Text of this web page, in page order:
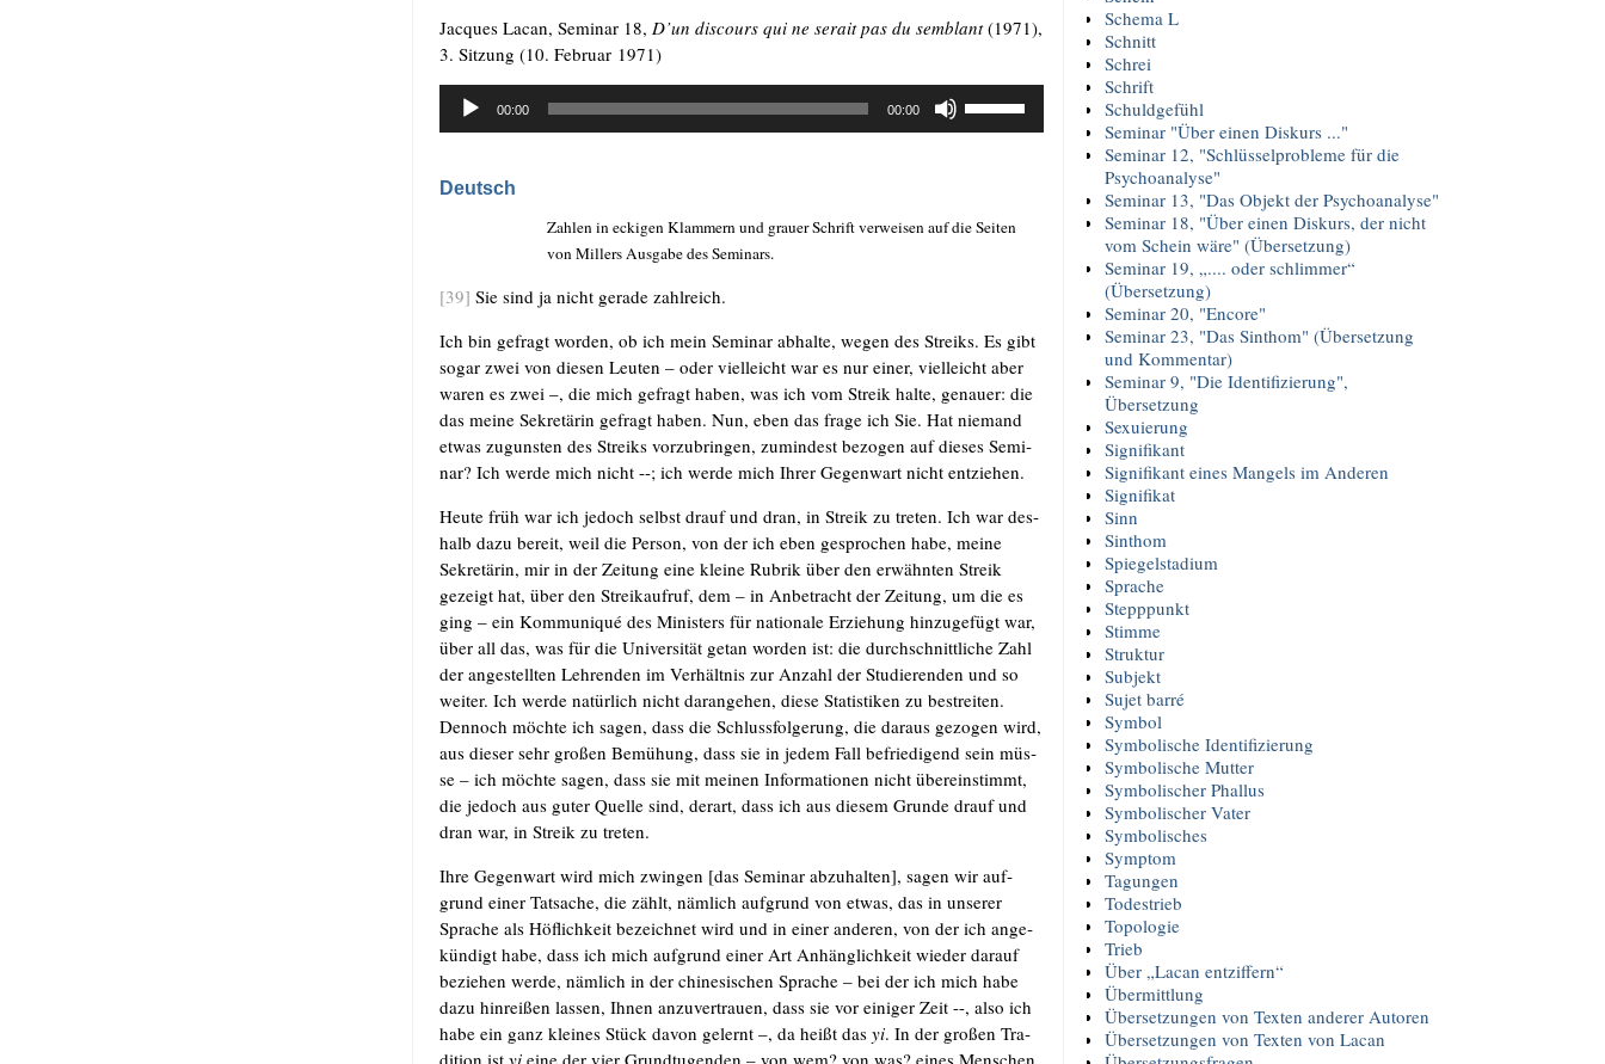
Jac­ques Lacan, Semi­nar 18, D’un dis­cours qui ne serait pas du sem­blant(1971),
3. Sit­zung (10. Febru­ar 1971)
Audio-
Player
00:00 00:00
Lautstärke
Deutsch
Zah­len in ecki­gen Klam­mern und grau­er Schrift ver­wei­sen auf die Sei­ten
von Mil­lers Aus­ga­be des Seminars.
[39] Sie sind ja nicht gera­de zahlreich.
Ich bin gefragt wor­den, ob ich mein Semi­nar abhal­te, wegen des Streiks. Es gibt
sogar zwei von die­sen Leu­ten – oder viel­leicht war es nur einer, viel­leicht aber
waren es zwei –, die mich gefragt haben, was ich vom Streik hal­te, genau­er: die
das mei­ne Sekre­tä­rin gefragt haben. Nun, eben das fra­ge ich Sie. Hat nie­mand
etwas zuguns­ten des Streiks vor­zu­brin­gen, zumin­dest bezo­gen auf die­ses Semi­
nar? Ich wer­de mich nicht --; ich wer­de mich Ihrer Gegen­wart nicht entziehen.
Heu­te früh war ich jedoch selbst drauf und dran, in Streik zu tre­ten. Ich war des­
halb dazu bereit, weil die Per­son, von der ich eben gespro­chen habe, mei­ne
Sekre­tä­rin, mir in der Zei­tung eine klei­ne Rubrik über den erwähn­ten Streik
gezeigt hat, über den Streik­auf­ruf, dem – in Anbe­tracht der Zei­tung, um die es
ging – ein Kom­mu­ni­qué des Minis­ters für natio­na­le Erzie­hung hin­zu­ge­fügt war,
über all das, was für die Uni­ver­si­tät getan wor­den ist: die durch­schnitt­li­che Zahl
der ange­stell­ten Leh­ren­den im Ver­hält­nis zur Anzahl der Stu­die­ren­den und so
wei­ter. Ich wer­de natür­lich nicht dar­an­ge­hen, die­se Sta­tis­ti­ken zu bestrei­ten.
Den­noch möch­te ich sagen, dass die Schluss­fol­ge­rung, die dar­aus gezo­gen wird,
aus die­ser sehr gro­ßen Bemü­hung, dass sie in jedem Fall befrie­di­gend sein müs­
se – ich möch­te sagen, dass sie mit mei­nen Infor­ma­tio­nen nicht über­ein­stimmt,
die jedoch aus guter Quel­le sind, der­art, dass ich aus die­sem Grun­de drauf und
dran war, in Streik zu treten.
Ihre Gegen­wart wird mich zwin­gen [das Semi­nar abzu­hal­ten], sagen wir auf­
grund einer Tat­sa­che, die zählt, näm­lich auf­grund von etwas, das in unse­rer
Spra­che als Höf­lich­keit bezeich­net wird und in einer ande­ren, von der ich ange­
kün­digt habe, dass ich mich auf­grund einer Art Anhäng­lich­keit wie­der dar­auf
bezie­hen wer­de, näm­lich in der chi­ne­si­schen Spra­che – bei der ich mich habe
dazu hin­rei­ßen las­sen, Ihnen anzu­ver­trau­en, dass sie vor eini­ger Zeit --, also ich
habe ein ganz klei­nes Stück davon gelernt –, da heißt dasyi. In der gro­ßen Tra­
Schema L
Schnitt
Schrei
Schrift
Schuldgefühl
Seminar "Über einen Diskurs ..."
Seminar 12, "Schlüsselprobleme für die
Psychoanalyse"
Seminar 13, "Das Objekt der Psychoanalyse"
Seminar 18, "Über einen Diskurs, der nicht
vom Schein wäre" (Übersetzung)
Seminar 19, „.... oder schlimmer“
(Übersetzung)
Seminar 20, "Encore"
Seminar 23, "Das Sinthom" (Übersetzung
und Kommentar)
Seminar 9, "Die Identifizierung",
Übersetzung
Sexuierung
Signifikant
Signifikant eines Mangels im Anderen
Signifikat
Sinn
Sinthom
Spiegelstadium
Sprache
Stepppunkt
Stimme
Struktur
Subjekt
Sujet barré
Symbol
Symbolische Identifizierung
Symbolische Mutter
Symbolischer Phallus
Symbolischer Vater
Symbolisches
Symptom
Tagungen
Todestrieb
Topologie
Trieb
Über „Lacan entziffern“
Übermittlung
Übersetzungen von Texten anderer Autoren
Übersetzungen von Texten von Lacan